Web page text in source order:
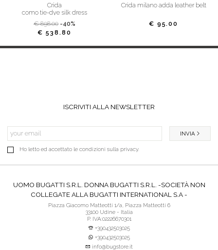
crida
como tie-dye silk dress
€ 898.00 -40%
€ 538.80
crida milano adda leather belt
€ 95.00
ISCRIVITI ALLA NEWSLETTER
Ho letto ed accettato le condizioni sulla privacy.
INVIA
UOMO BUGATTI S.R.L. DONNA BUGATTI S.R.L. -SOCIETÀ NON
COLLEGATE ALLA BUGATTI INTERNATIONAL S.A -
Piazza Giacomo Matteotti 1/a, Piazza Matteotti 6
33100 Udine - Italia
P. IVA:02226670301
+390432503025
+390432503025
info@bugstore.it